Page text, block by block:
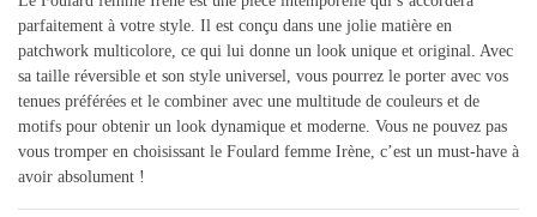
parfaitement à votre style. Il est conçu dans une jolie matière en
patchwork multicolore, ce qui lui donne un look unique et original. Avec
sa taille réversible et son style universel, vous pourrez le porter avec vos
tenues préférées et le combiner avec une multitude de couleurs et de
motifs pour obtenir un look dynamique et moderne. Vous ne pouvez pas
vous tromper en choisissant le Foulard femme Irène, c’est un must-have à
avoir absolument !